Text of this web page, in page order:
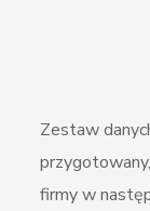
Zestaw
firmy w